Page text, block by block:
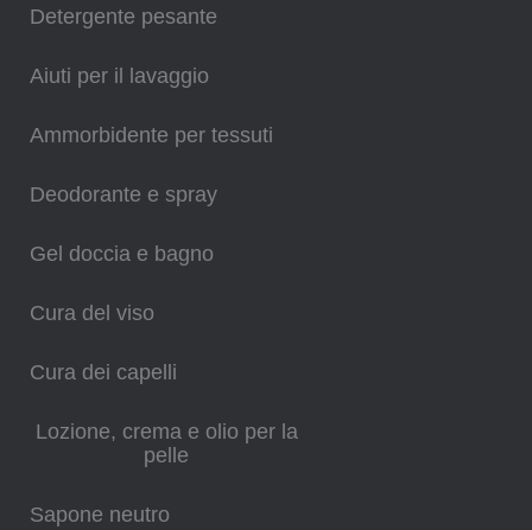
Detergente pesante
Aiuti per il lavaggio
Ammorbidente per tessuti
Deodorante e spray
Gel doccia e bagno
Cura del viso
Cura dei capelli
Lozione, crema e olio per la
pelle
Sapone neutro